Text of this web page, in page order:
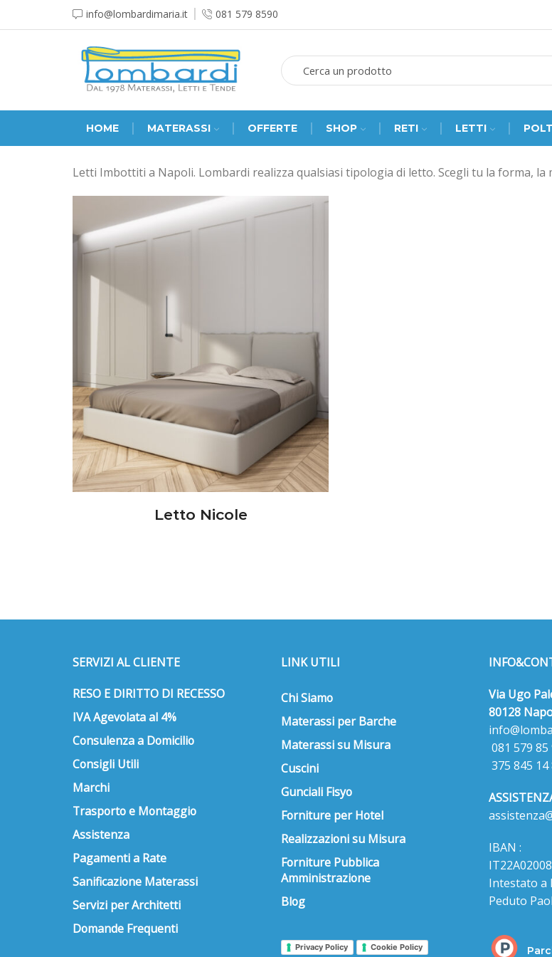
info@lombardimaria.it 081 579 8590
HOME MATERASSI OFFERTE SHOP RETI LETTI
Letti Imbottiti a Napoli. Lombardi realizza qualsiasi tipologia di letto. Scegli tu la forma, la
Letto Nicole
SERVIZI AL CLIENTE
RESO E DIRITTO DI RECESSO
IVA Agevolata al 4%
Consulenza a Domicilio
Consigli Utili
Marchi
Trasporto e Montaggio
Assistenza
Pagamenti a Rate
Sanificazione Materassi
Servizi per Architetti
Domande Frequenti
LINK UTILI
Chi Siamo
Materassi per Barche
Materassi su Misura
Cuscini
Gunciali Fisyo
Forniture per Hotel
Realizzazioni su Misura
Forniture Pubblica
Amministrazione
Blog
Privacy Policy Cookie Policy
Via Ugo
80128
081 579 85
375 845 14
IBAN :
Intestato a
Peduto